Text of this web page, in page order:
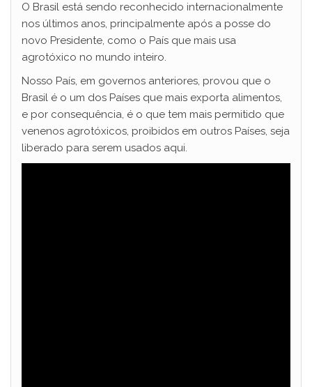
O Brasil está sendo reconhecido internacionalmente
nos últimos anos, principalmente após a posse do
novo Presidente, como o País que mais usa
agrotóxico no mundo inteiro.
Nosso País, em governos anteriores, provou que o
Brasil é o um dos Países que mais exporta alimentos,
e por consequência, é o que tem mais permitido que
venenos agrotóxicos, proibidos em outros Países, seja
liberado para serem usados aqui.